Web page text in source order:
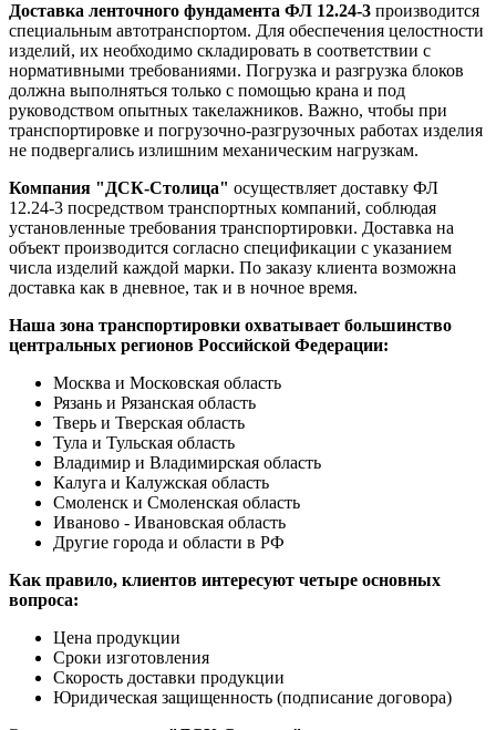
Доставка ленточного фундамента ФЛ 12.24-3 производится
специальным автотранспортом. Для обеспечения целостности
изделий, их необходимо складировать в соответствии с
нормативными требованиями. Погрузка и разгрузка блоков
должна выполняться только с помощью крана и под
руководством опытных такелажников. Важно, чтобы при
транспортировке и погрузочно-разгрузочных работах изделия
не подвергались излишним механическим нагрузкам.
Компания "ДСК-Столица" осуществляет доставку ФЛ
12.24-3 посредством транспортных компаний, соблюдая
установленные требования транспортировки. Доставка на
объект производится согласно спецификации с указанием
числа изделий каждой марки. По заказу клиента возможна
доставка как в дневное, так и в ночное время.
Наша зона транспортировки охватывает большинство
центральных регионов Российской Федерации:
Москва и Московская область
Рязань и Рязанская область
Тверь и Тверская область
Тула и Тульская область
Владимир и Владимирская область
Калуга и Калужская область
Смоленск и Смоленская область
Иваново - Ивановская область
Другие города и области в РФ
Как правило, клиентов интересуют четыре основных
вопроса:
Цена продукции
Сроки изготовления
Скорость доставки продукции
Юридическая защищенность (подписание договора)